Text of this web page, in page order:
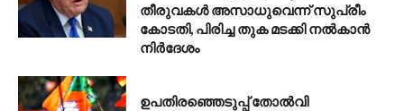
തീരുവകൾ അസാധുവെന്ന് സുപ്രീം
കോടതി, പിരിച്ച തുക മടക്കി നൽകാൻ
നിർദേശം
ഉപതിരഞ്ഞെടുപ്പ് തോൽവി